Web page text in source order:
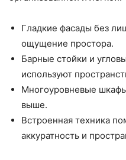
Гладкие фасады без
ощущение простора.
Барные стойки и
используют
Многоуровневые
выше.
Встроенная техника
аккуратность и